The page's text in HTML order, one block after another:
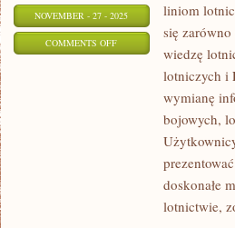
NOVEMBER - 27 - 2025
COMMENTS OFFON
LOTNICTWA
liniom
się
wiedzę
lotniczych i
wymianę
bojowych,
doskonałe
lotnictwie,